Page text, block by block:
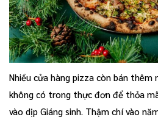
Nhiều cửa hàng pizza còn bán
không có trong thực đơn để thỏa
vào dịp Giáng sinh. Thậm chí vào